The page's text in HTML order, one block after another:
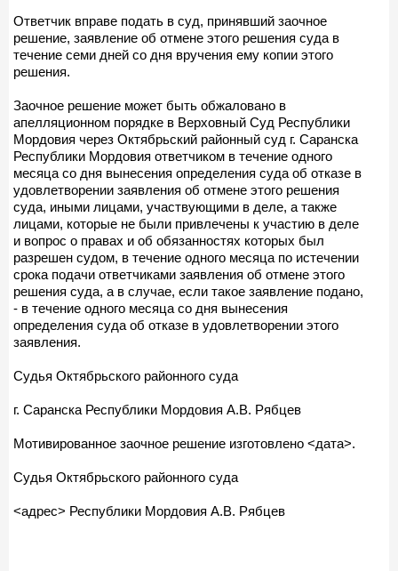
Ответчик вправе подать в суд, принявший заочное
решение, заявление об отмене этого решения суда в
течение семи дней со дня вручения ему копии этого
решения.
Заочное решение может быть обжаловано в
апелляционном порядке в Верховный Суд Республики
Мордовия через Октябрьский районный суд г. Саранска
Республики Мордовия ответчиком в течение одного
месяца со дня вынесения определения суда об отказе в
удовлетворении заявления об отмене этого решения
суда, иными лицами, участвующими в деле, а также
лицами, которые не были привлечены к участию в деле
и вопрос о правах и об обязанностях которых был
разрешен судом, в течение одного месяца по истечении
срока подачи ответчиками заявления об отмене этого
решения суда, а в случае, если такое заявление подано,
- в течение одного месяца со дня вынесения
определения суда об отказе в удовлетворении этого
заявления.
Судья Октябрьского районного суда
г. Саранска Республики Мордовия А.В. Рябцев
Мотивированное заочное решение изготовлено <дата>.
Судья Октябрьского районного суда
<адрес> Республики Мордовия А.В. Рябцев